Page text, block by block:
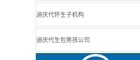
迪庆代怀生子机构
迪庆代生包男孩公司